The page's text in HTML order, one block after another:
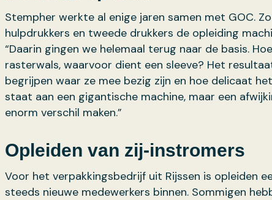
Stempher werkte al enige jaren samen met GOC.
hulpdrukkers en tweede drukkers de opleiding
“Daarin gingen we helemaal terug naar de basis.
rasterwals, waarvoor dient een sleeve? Het
begrijpen waar ze mee bezig zijn en hoe delicaat
staat aan een gigantische machine, maar een
enorm verschil maken.”
Opleiden van zij-instromers
Voor het verpakkingsbedrijf uit Rijssen is opleiden
steeds nieuwe medewerkers binnen. Sommigen